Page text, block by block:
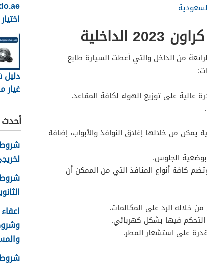
من الداخل والتي أعطت السيارة طابع
عالية على توزيع الهواء لكافة المقاعد.
يمكن من خلالها إغلاق النوافذ والأبواب، إضافة
الجلوس.
كافة أنواع المنافذ التي من الممكن أن
خلاله الرد على المكالمات.
التحكم فيها بشكل كهربائي.
على استشعار المطر.
أمرًا
غيار
أحدث
شروط
شروط